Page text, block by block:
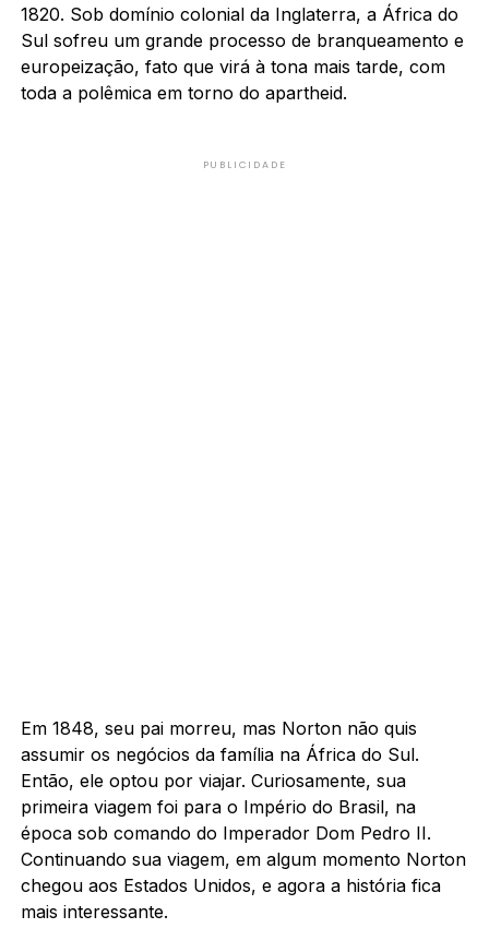
1820. Sob domínio colonial da Inglaterra, a África do
Sul sofreu um grande processo de branqueamento e
europeização, fato que virá à tona mais tarde, com
toda a polêmica em torno do apartheid.
PUBLICIDADE
Em 1848, seu pai morreu, mas Norton não quis
assumir os negócios da família na África do Sul.
Então, ele optou por viajar. Curiosamente, sua
primeira viagem foi para o Império do Brasil, na
época sob comando do Imperador Dom Pedro II.
Continuando sua viagem, em algum momento Norton
chegou aos Estados Unidos, e agora a história fica
mais interessante.